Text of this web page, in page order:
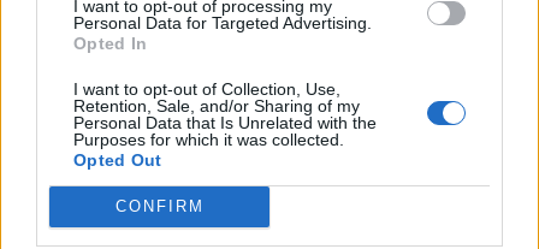
I want to opt-out of processing my
Personal Data for Targeted Advertising.
Opted In
I want to opt-out of Collection, Use,
Retention, Sale, and/or Sharing of my
Personal Data that Is Unrelated with the
Purposes for which it was collected.
Opted Out
CONFIRM
νόσος ή αυτοάνοσο νόσημα, η πολλαπλή κύηση,
η εξωσωματική γονιμοποίηση.
Φωτογραφία iStock